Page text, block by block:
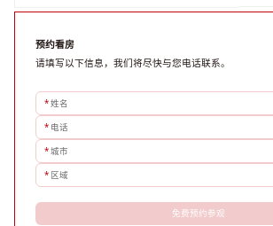
款。选址是综合性战略决策，旨在让办公
预约看房
请填写以下信息，我们将尽快与您电话联系。
*姓名
* 电话
*城市
* 区域
免费预约参观